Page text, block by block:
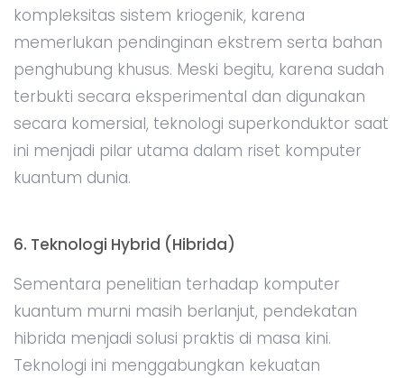
kompleksitas sistem kriogenik, karena
memerlukan pendinginan ekstrem serta bahan
penghubung khusus. Meski begitu, karena sudah
terbukti secara eksperimental dan digunakan
secara komersial, teknologi superkonduktor saat
ini menjadi pilar utama dalam riset komputer
kuantum dunia.
6. Teknologi Hybrid (Hibrida)
Sementara penelitian terhadap komputer
kuantum murni masih berlanjut, pendekatan
hibrida menjadi solusi praktis di masa kini.
Teknologi ini menggabungkan kekuatan